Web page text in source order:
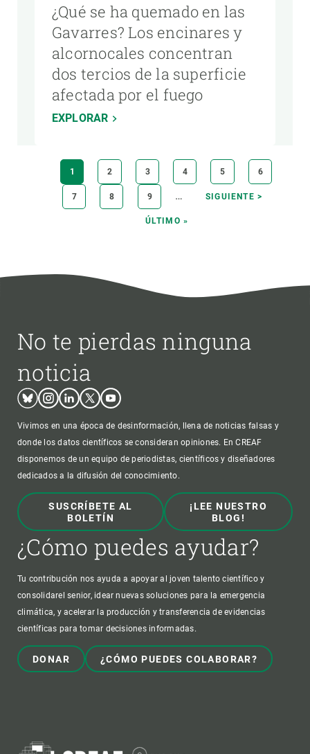
¿Qué se ha quemado en las
Gavarres? Los encinares y
alcornocales concentran
dos tercios de la superficie
afectada por el fuego
EXPLORAR
PaginaciónPÁGINA
ACTUAL
1 PÁGINA
2 PÁGINA
3 PÁGINA
4 PÁGINA
5 PÁGINA
6
PÁGINA
7 PÁGINA
8 PÁGINA
9 …
SIGUIENTE
SIGUIENTE >
ÚLTIMA
ÚLTIMO »
No te pierdas ninguna
noticia
BlueskyInstagram
LinkedinTwitterYoutube
Vivimos en una época de desinformación, llena de noticias falsas y
donde los datos científicos se consideran opiniones. En CREAF
disponemos de un equipo de periodistas, científicos y diseñadores
dedicados a la difusión del conocimiento.
SUSCRÍBETE AL
BOLETÍN
¡LEE NUESTRO
BLOG!
¿Cómo puedes ayudar?
Tu contribución nos ayuda a apoyar al joven talento científico y
consolidarel senior, idear nuevas soluciones para la emergencia
climática, y acelerar la producción y transferencia de evidencias
científicas para tomar decisiones informadas.
DONAR ¿CÓMO PUEDES COLABORAR?